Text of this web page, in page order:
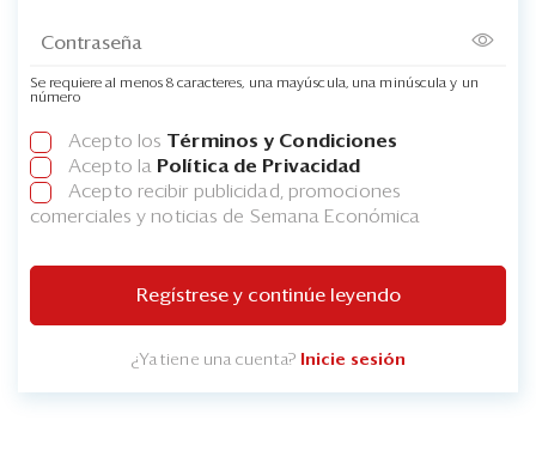
Se requiere al menos 8 caracteres, una mayúscula, una minúscula y un
número
Acepto los Términos y Condiciones
Acepto la Política de Privacidad
Acepto recibir publicidad, promociones
comerciales y noticias de Semana Económica
Regístrese y continúe leyendo
¿Ya tiene una cuenta? Inicie sesión